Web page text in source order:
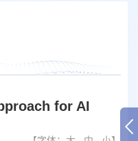
for AI